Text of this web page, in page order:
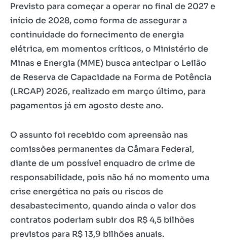
Previsto para começar a operar no final de 2027 e
início de 2028, como forma de assegurar a
continuidade do fornecimento de energia
elétrica, em momentos críticos, o Ministério de
Minas e Energia (MME) busca antecipar o Leilão
de Reserva de Capacidade na Forma de Potência
(LRCAP) 2026, realizado em março último, para
pagamentos já em agosto deste ano.
O assunto foi recebido com apreensão nas
comissões permanentes da Câmara Federal,
diante de um possível enquadro de crime de
responsabilidade, pois não há no momento uma
crise energética no país ou riscos de
desabastecimento, quando ainda o valor dos
contratos poderiam subir dos R$ 4,5 bilhões
previstos para R$ 13,9 bilhões anuais.